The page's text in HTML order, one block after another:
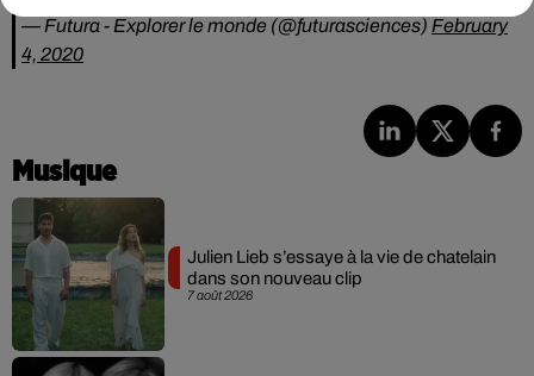
— Futura - Explorer le monde (@futurasciences) February
4, 2020
Musique
7 août 2026
Julien Lieb s’essaye à la vie de chatelain
dans son nouveau clip